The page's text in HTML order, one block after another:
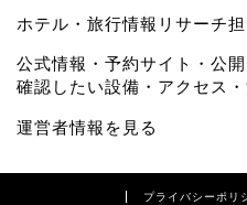
ホテル・旅行情報リサーチ担
公式情報・予約サイト・公
確認したい設備・アクセス
運営者情報を見る
プライバシーポリ